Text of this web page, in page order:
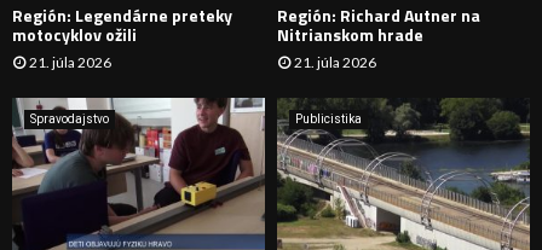
A
N
I
Región: Legendárne preteky
motocyklov ožili
21. júla 2026
Región: Richard Autner na
Nitrianskom hrade
21. júla 2026
Spravodajstvo Publicistika